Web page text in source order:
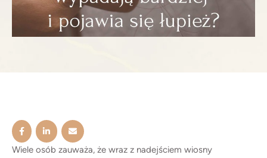
wypadania włosów i pojawienia się łupieżu. W tym
artykule wyjaśniamy najczęstsze przyczyny
wypadania włosów po zimie oraz podpowiadamy,
trychologicznej i profesjonalnych zabiegów na
procesem biologicznym. Każdy włos przechodzi
cykl życia składający się z kilku faz: wzrostu
(anagen), przejściowej (katagen) oraz spoczynku
Wiele osób zauważa, że wraz z nadejściem wiosny